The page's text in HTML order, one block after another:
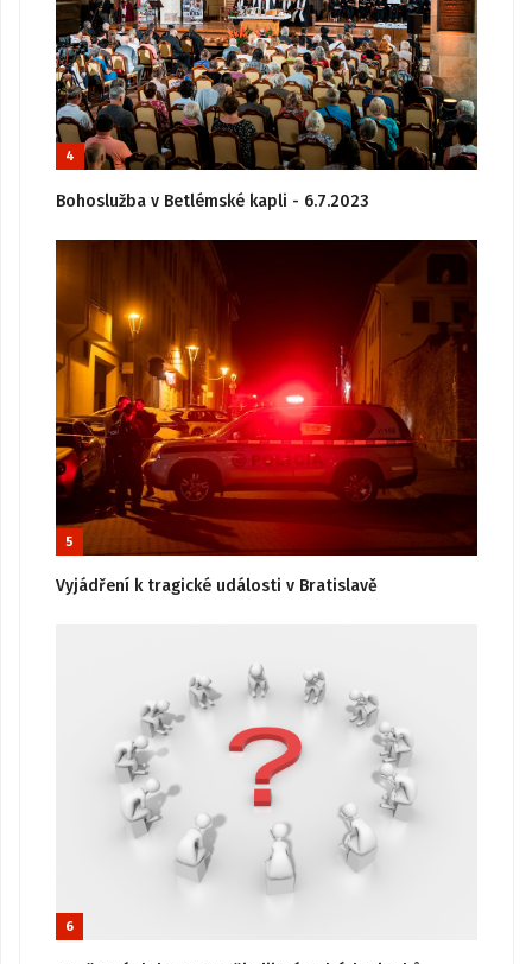
4
Bohoslužba v Betlémské kapli - 6.7.2023
5
Vyjádření k tragické události v Bratislavě
6